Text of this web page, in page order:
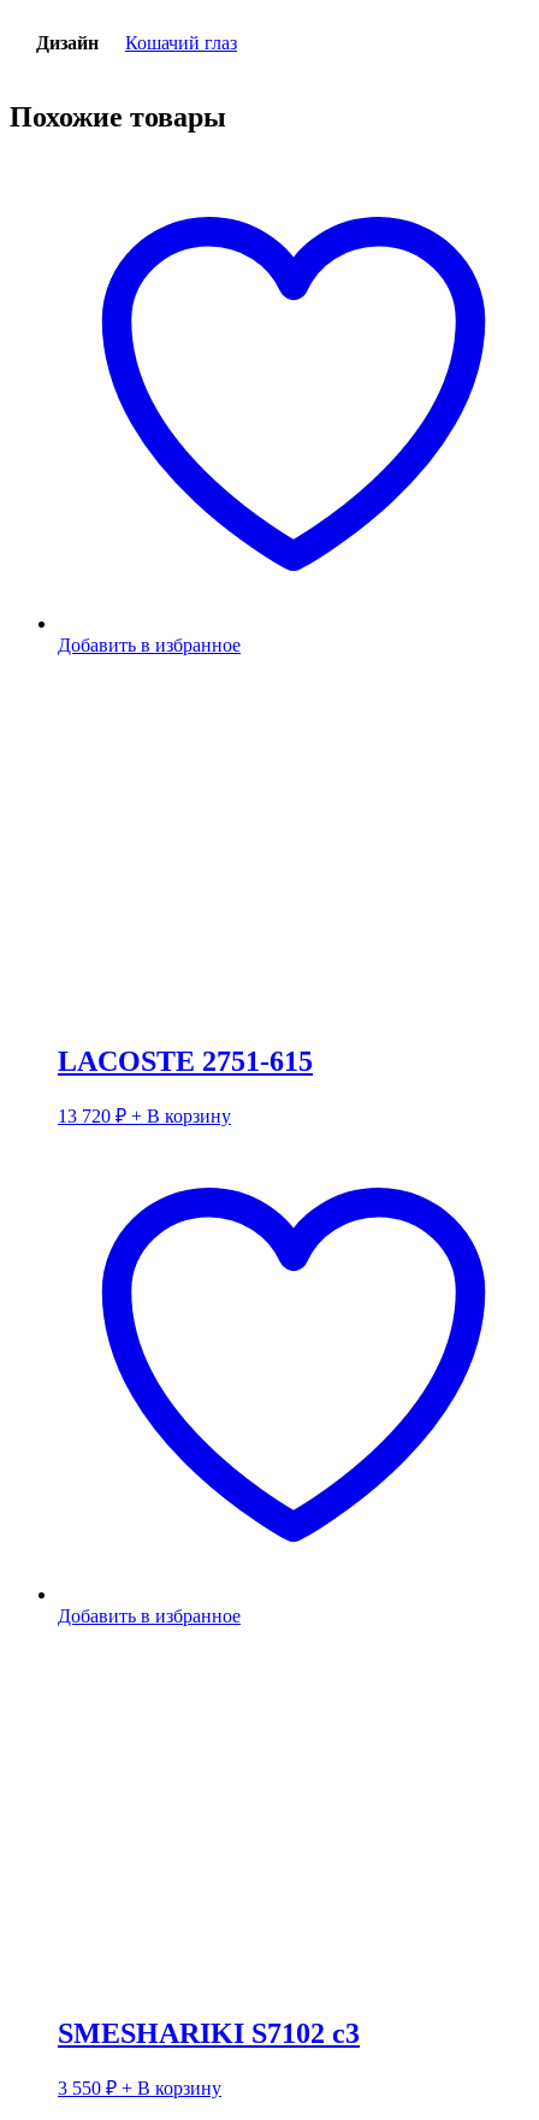
Дизайн Кошачий глаз
Похожие товары
Добавить в избранное
LACOSTE 2751-615
13 720 ₽ + В корзину
Добавить в избранное
SMESHARIKI S7102 c3
3 550 ₽ + В корзину